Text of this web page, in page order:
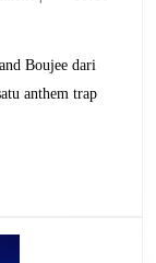
–
Migos
anthem trap